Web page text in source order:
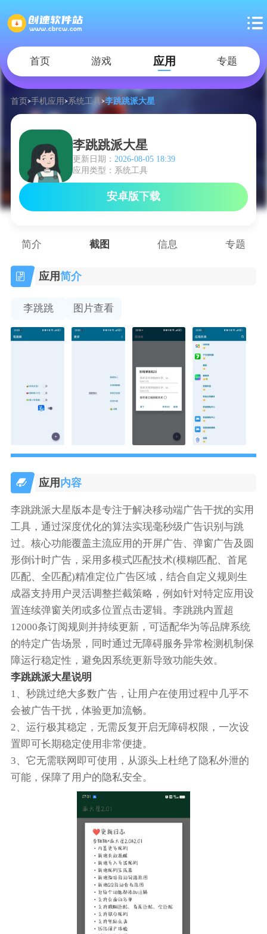
首页 游戏 应用 专题
首页 手机应用 系统工具 李跳跳派大星
李跳跳派大星
更新日期： 2026-08-05 18:39
应用类型：系统工具
安卓版下载
简介 截图 信息 专题
应用简介
李跳跳 图片查看
应用 内容
李跳跳派大星版本是专注于解决移动端广告干扰的实用
工具，通过深度优化的算法实现毫秒级广告识别与跳
过。核心功能覆盖主流应用的开屏广告、弹窗广告及圆
形倒计时广告，采用多模式匹配技术(模糊匹配、首尾
匹配、全匹配)精准定位广告区域，结合自定义规则生
成器支持用户灵活调整拦截策略，例如针对特定应用设
置连续弹窗关闭或多位置点击逻辑。李跳跳内置超
12000条订阅规则并持续更新，可适配华为等品牌系统
的特定广告场景，同时通过无障碍服务异常检测机制保
障运行稳定性，避免因系统更新导致功能失效。
李跳跳派大星说明
1、秒跳过绝大多数广告，让用户在使用过程中几乎不
会被广告干扰，体验更加流畅。
2、运行极其稳定，无需反复开启无障碍权限，一次设
置即可长期稳定使用非常便捷。
3、它无需联网即可使用，从源头上杜绝了隐私外泄的
可能，保障了用户的隐私安全。